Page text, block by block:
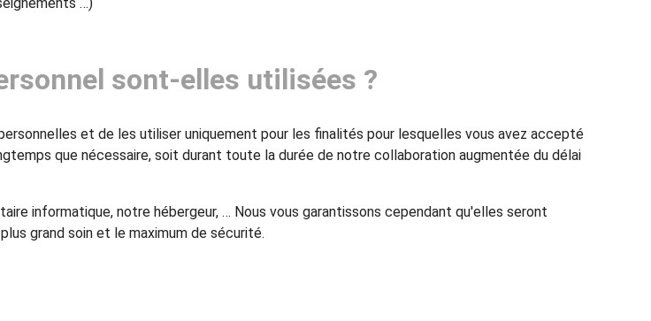
sont-elles utilisées ?
et de les utiliser uniquement pour les finalités pour lesquelles vous avez accepté
que nécessaire, soit durant toute la durée de notre collaboration augmentée du délai
informatique, notre hébergeur, … Nous vous garantissons cependant qu'elles seront
grand soin et le maximum de sécurité.